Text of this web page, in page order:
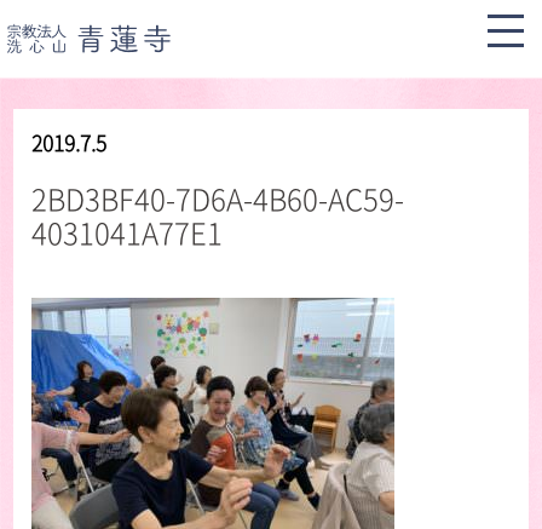
2019.7.5
2BD3BF40-7D6A-4B60-AC59-
4031041A77E1